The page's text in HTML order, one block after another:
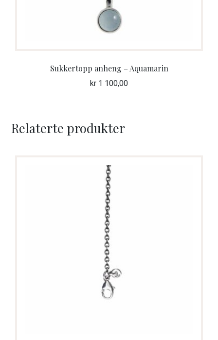
Sukkertopp anheng – Aquamarin
kr 1 100,00
Relaterte produkter